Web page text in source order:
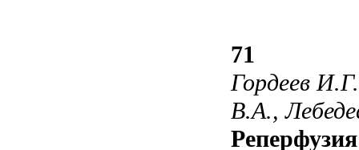
71
Гордеев
В.А.,